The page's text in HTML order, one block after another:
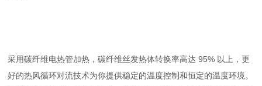
采用碳纤维电热管加热，碳纤维丝发热体转换率高达 95% 以上，更
好的热风循环对流技术为你提供稳定的温度控制和恒定的温度环境。